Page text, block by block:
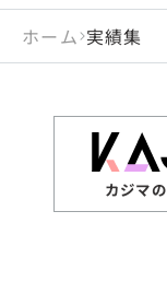
ホーム 実績集
カジマの